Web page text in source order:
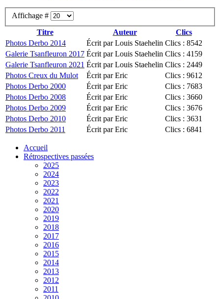
Affichage #
Titre
Auteur
Clics
Photos Derbo 2014
Écrit par Louis Staehelin Clics : 8542
Galerie Tsanfleuron 2017 Écrit par Louis Staehelin Clics : 4159
Galerie Tsanfleuron 2021 Écrit par Louis Staehelin Clics : 2449
Photos Creux du Mulot
Écrit par Eric
Clics : 9612
Photos Derbo 2000
Écrit par Eric
Clics : 7683
Photos Derbo 2008
Écrit par Eric
Clics : 3660
Photos Derbo 2009
Écrit par Eric
Clics : 3676
Photos Derbo 2010
Écrit par Eric
Clics : 3631
Photos Derbo 2011
Écrit par Eric Clics : 6841
Accueil
Rétrospectives passées
2025
2024
2023
2022
2021
2020
2019
2018
2017
2016
2015
2014
2013
2012
2011